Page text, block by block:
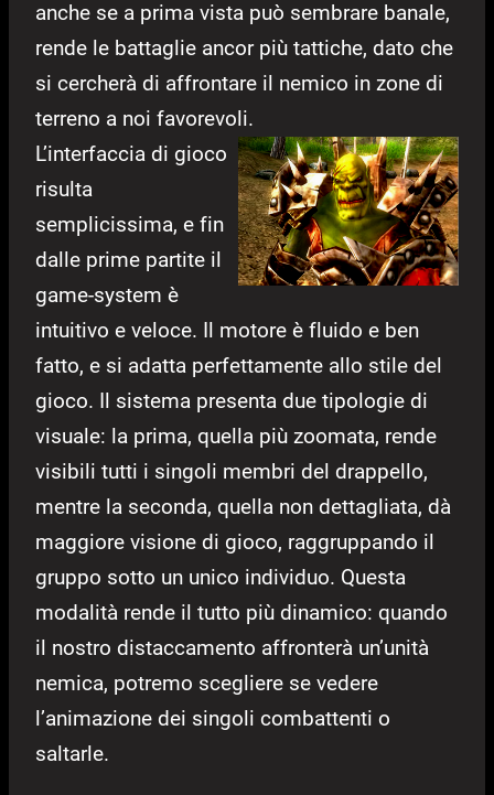
anche se a prima vista può sembrare banale,
rende le battaglie ancor più tattiche, dato che
si cercherà di affrontare il nemico in zone di
terreno a noi favorevoli.
L’interfaccia di gioco
risulta
semplicissima, e fin
dalle prime partite il
game-system è
intuitivo e veloce. Il motore è fluido e ben
fatto, e si adatta perfettamente allo stile del
gioco. Il sistema presenta due tipologie di
visuale: la prima, quella più zoomata, rende
visibili tutti i singoli membri del drappello,
mentre la seconda, quella non dettagliata, dà
maggiore visione di gioco, raggruppando il
gruppo sotto un unico individuo. Questa
modalità rende il tutto più dinamico: quando
il nostro distaccamento affronterà un’unità
nemica, potremo scegliere se vedere
l’animazione dei singoli combattenti o
saltarle.